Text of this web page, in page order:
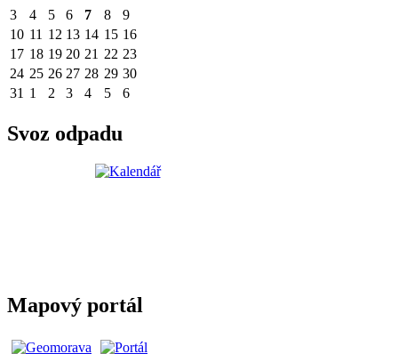
3
4 5 6 7 8
9
10 11 12 13 14 15 16
17 18 19 20 21 22 23
24 25 26 27 28 29 30
31 1 2 3 4 5 6
Svoz odpadu
Mapový portál